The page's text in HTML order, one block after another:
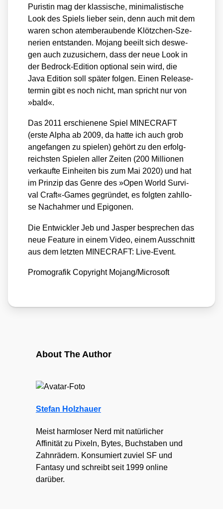
Puris­tin mag der klas­si­sche, mini­ma­lis­ti­sche
Look des Spiels lie­ber sein, denn auch mit dem
waren schon atem­be­rau­ben­de Klötz­chen-Sze­
ne­rien ent­stan­den. Mojang beeilt sich des­we­
gen auch zuzu­si­chern, dass der neue Look in
der Bed­rock-Edi­ti­on optio­nal sein wird, die
Java Edi­ti­on soll spä­ter fol­gen. Einen Release­
ter­min gibt es noch nicht, man spricht nur von
»bald«.
Das 2011 erschie­ne­ne Spiel MINECRAFT
(ers­te Alpha ab 2009, da hat­te ich auch grob
ange­fan­gen zu spie­len) gehört zu den erfolg­
reichs­ten Spie­len aller Zei­ten (200 Mil­lio­nen
ver­kauf­te Ein­hei­ten bis zum Mai 2020) und hat
im Prin­zip das Gen­re des »Open World Sur­vi­
val Craft«-Games gegrün­det, es folg­ten zahl­lo­
se Nach­ah­mer und Epi­go­nen.
Die Ent­wick­ler Jeb und Jas­per bespre­chen das
neue Fea­ture in einem Video, einem Aus­schnitt
aus dem letz­ten MINECRAFT: Live-Event.
Pro­mo­gra­fik Copy­right Mojang/​Microsoft
About The Author
Stefan Holzhauer
Meist harmloser Nerd mit natürlicher
Affinität zu Pixeln, Bytes, Buchstaben und
Zahnrädern. Konsumiert zuviel SF und
Fantasy und schreibt seit 1999 online
darüber.